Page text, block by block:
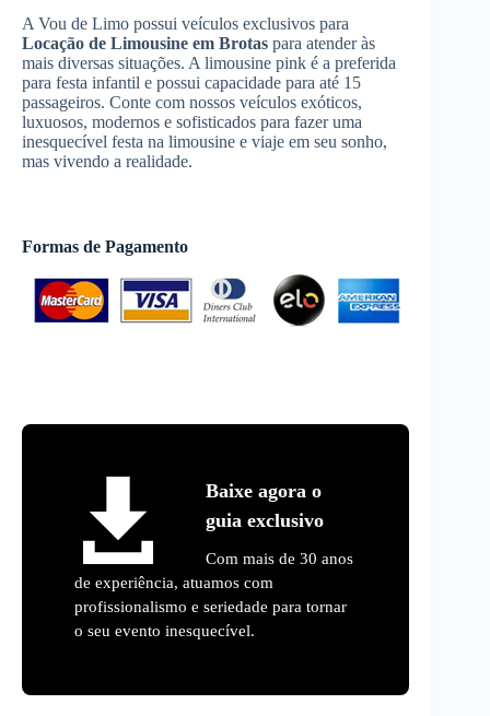
A Vou de Limo possui veículos exclusivos para
Locação de Limousine em Brotas para atender às
mais diversas situações. A limousine pink é a preferida
para festa infantil e possui capacidade para até 15
passageiros. Conte com nossos veículos exóticos,
luxuosos, modernos e sofisticados para fazer uma
inesquecível festa na limousine e viaje em seu sonho,
mas vivendo a realidade.
Formas de Pagamento
Baixe agora o
guia exclusivo
Com mais de 30 anos
de experiência, atuamos com
profissionalismo e seriedade para tornar
o seu evento inesquecível.